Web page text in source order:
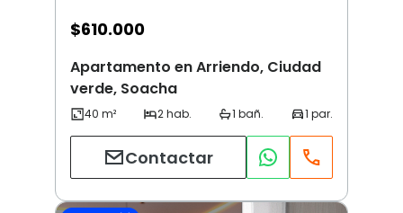
$610.000
Apartamento en Arriendo, Ciudad
verde, Soacha
Contactar